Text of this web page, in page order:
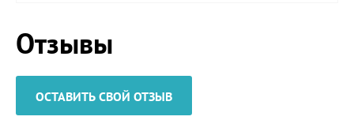
Отзывы
ОСТАВИТЬ СВОЙ ОТЗЫВ